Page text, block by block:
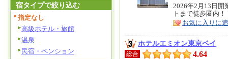
リ
ア
特
徴
2026年2月13日開
トまで徒歩圏内！
お気に入りに
ホテルエミオン東京ベイ
総合 4.64
宿タイプで絞り込む
指定なし
高級ホテル・旅館
温泉
民宿・ペンション